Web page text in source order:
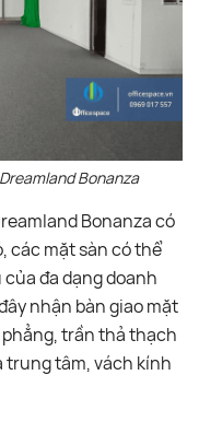
Bonanza
Bonanza có
các mặt sàn có thể
đa dạng doanh
nhận bàn giao mặt
phẳng, trần thả thạch
trung tâm, vách kính